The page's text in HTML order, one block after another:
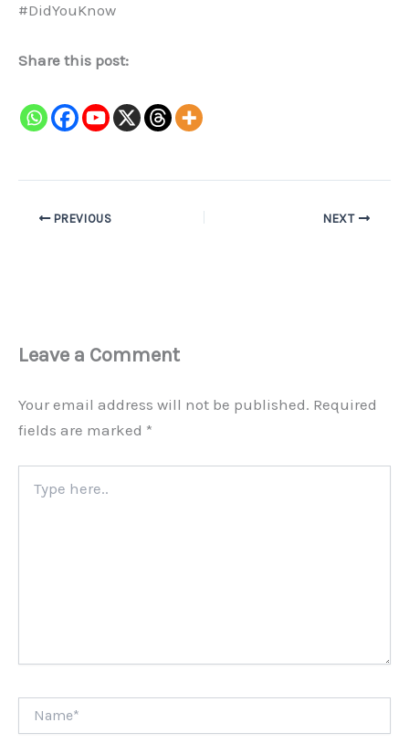
#DidYouKnow
Share this post:
PREVIOUS NEXT
Leave a Comment
Your email address will not be published. Required
fields are marked *
here..